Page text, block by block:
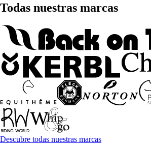
Todas nuestras marcas
Descubre todas nuestras marcas